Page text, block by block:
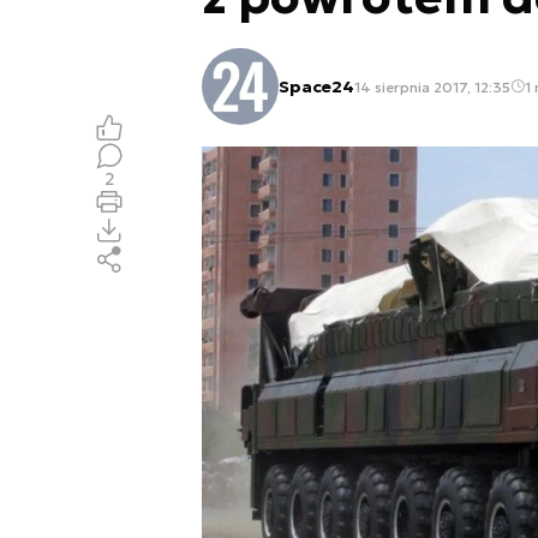
Space2414 sierpnia 2017, 12:35 1
2